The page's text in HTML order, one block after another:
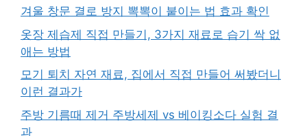
겨울 창문 결로 방지 뽁뽁이 붙이는 법 효과 확인
옷장 제습제 직접 만들기, 3가지 재료로 습기 싹 없
애는 방법
모기 퇴치 자연 재료, 집에서 직접 만들어 써봤더니
이런 결과가
주방 기름때 제거 주방세제 vs 베이킹소다 실험 결
과